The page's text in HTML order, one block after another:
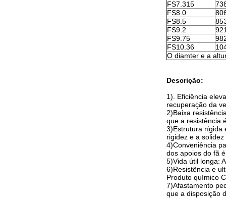
FS7.315
FS8.0
FS8.5
FS9.2
FS9.75
FS10.36
O diamter e a
Descrição:
1). Eficiência
recuperação da
2)Baixa
que a resistência
3)Estrutura rígida
rigidez e a
4)Conveniência
dos apoios do fã
5)Vida útil longa:
6)Resistência e
Produto químico
7)Afastamento
que a disposição